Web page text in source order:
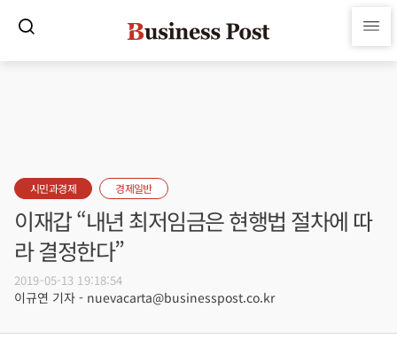
시민과경제 경제일반
이재갑 “내년 최저임금은 현행법 절차에 따
라 결정한다”
2019-05-13 19:18:54
이규연 기자 - nuevacarta@businesspost.co.kr